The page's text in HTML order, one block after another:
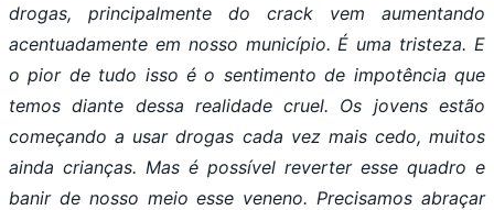
drogas, principalmente do crack vem aumentando
acentuadamente em nosso município. É uma tristeza. E
o pior de tudo isso é o sentimento de impotência que
temos diante dessa realidade cruel. Os jovens estão
começando a usar drogas cada vez mais cedo, muitos
ainda crianças. Mas é possível reverter esse quadro e
banir de nosso meio esse veneno. Precisamos abraçar